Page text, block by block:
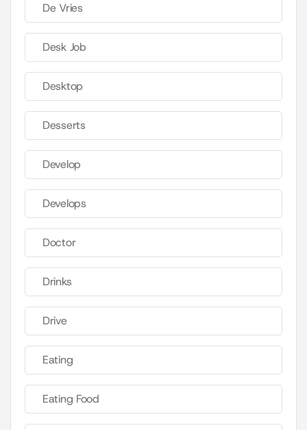
De Vries
Desk Job
Desktop
Desserts
Develop
Develops
Doctor
Drinks
Drive
Eating
Eating Food